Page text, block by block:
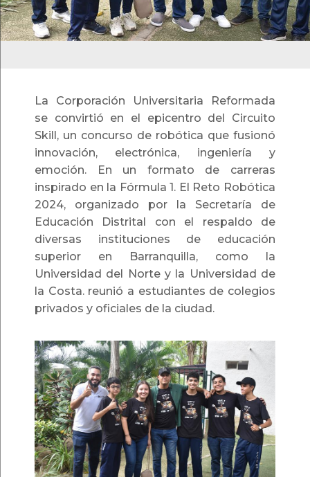
La Corporación Universitaria Reformada
se convirtió en el epicentro del Circuito
Skill, un concurso de robótica que fusionó
innovación, electrónica, ingeniería y
emoción. En un formato de carreras
inspirado en la Fórmula 1. El Reto Robótica
2024, organizado por la Secretaría de
Educación Distrital con el respaldo de
diversas instituciones de educación
superior en Barranquilla, como la
Universidad del Norte y la Universidad de
la Costa. reunió a estudiantes de colegios
privados y oficiales de la ciudad.